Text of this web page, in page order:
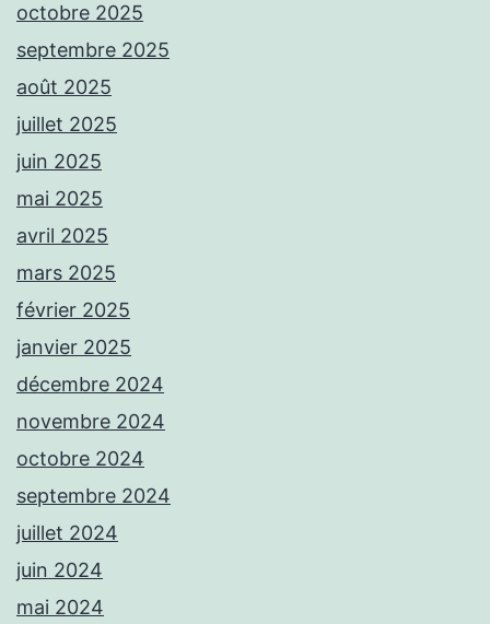
octobre 2025
septembre 2025
août 2025
juillet 2025
juin 2025
mai 2025
avril 2025
mars 2025
février 2025
janvier 2025
décembre 2024
novembre 2024
octobre 2024
septembre 2024
juillet 2024
juin 2024
mai 2024